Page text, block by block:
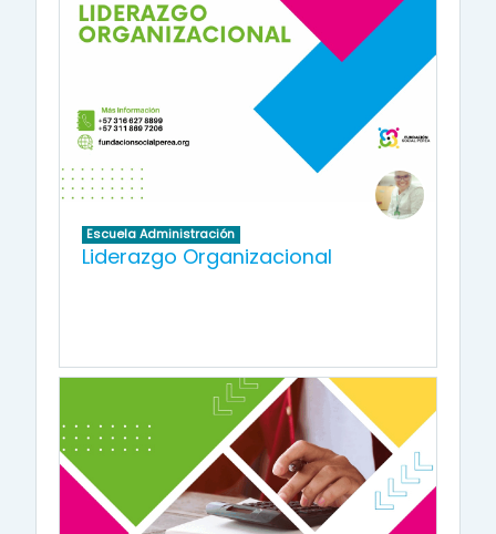
Escuela Administración
Liderazgo Organizacional